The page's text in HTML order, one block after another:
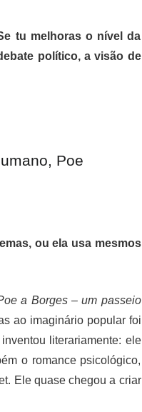
tu melhoras o nível da
político, a visão de
Poe
ou ela usa mesmos
a Borges – um passeio
ao imaginário popular foi
literariamente: ele
o romance psicológico,
Ele quase chegou a criar